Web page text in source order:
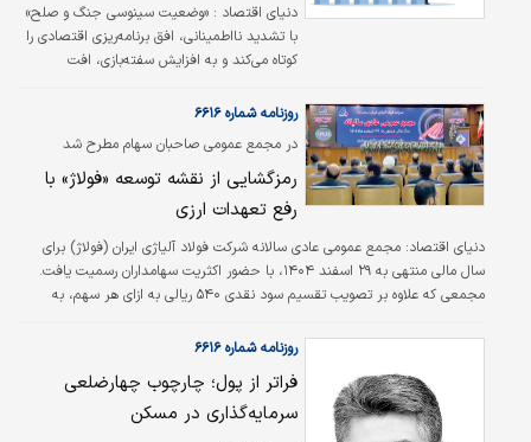
دنیای اقتصاد : «وضعیت سینوسی جنگ و صلح»
با تشدید نااطمینانی، افق برنامه‌ریزی اقتصادی را
کوتاه می‌کند و به افزایش سفته‌بازی، افت
اقتصادی منجر می‌شود. گام برداشتن در راستای
بیش از پیش اهمیت یافته است.
در مجمع عمومی صاحبان سهام مطرح شد
روزنامه شماره ۶۶۱۶
رمزگشایی از نقشه توسعه «فولاژ» با
رفع تعهدات ارزی
دنیای اقتصاد: مجمع عمومی عادی سالانه شرکت فولاد آلیاژی ایران (فولاژ) برای
سال مالی منتهی به ۲۹ اسفند ۱۴۰۴، با حضور اکثریت سهامداران رسمیت یافت.
مجمعی که علاوه بر تصویب تقسیم سود نقدی ۵۴۰ ریالی به ازای هر سهم، به
جریان نقدینگی و آخرین وضعیت مگا‌پروژه‌های توسعه‌ای شرکت پرداخت.
روزنامه شماره ۶۶۱۶
فراتر از پول؛ چارچوب چهارضلعی
سرمایه‌گذاری در مسکن